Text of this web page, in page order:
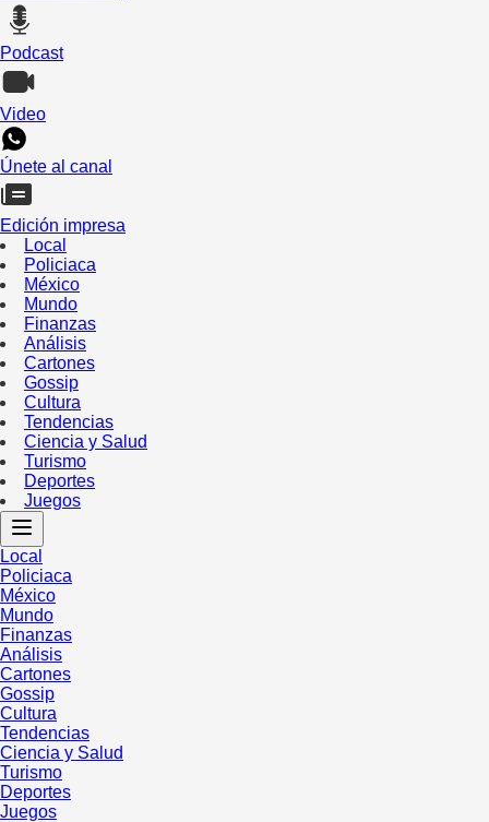
Podcast
Video
Únete al canal
Edición impresa
Local
Policiaca
México
Mundo
Finanzas
Análisis
Cartones
Gossip
Cultura
Tendencias
Ciencia y Salud
Turismo
Deportes
Juegos
Local
Policiaca
México
Mundo
Finanzas
Análisis
Cartones
Gossip
Cultura
Tendencias
Ciencia y Salud
Turismo
Deportes
Juegos